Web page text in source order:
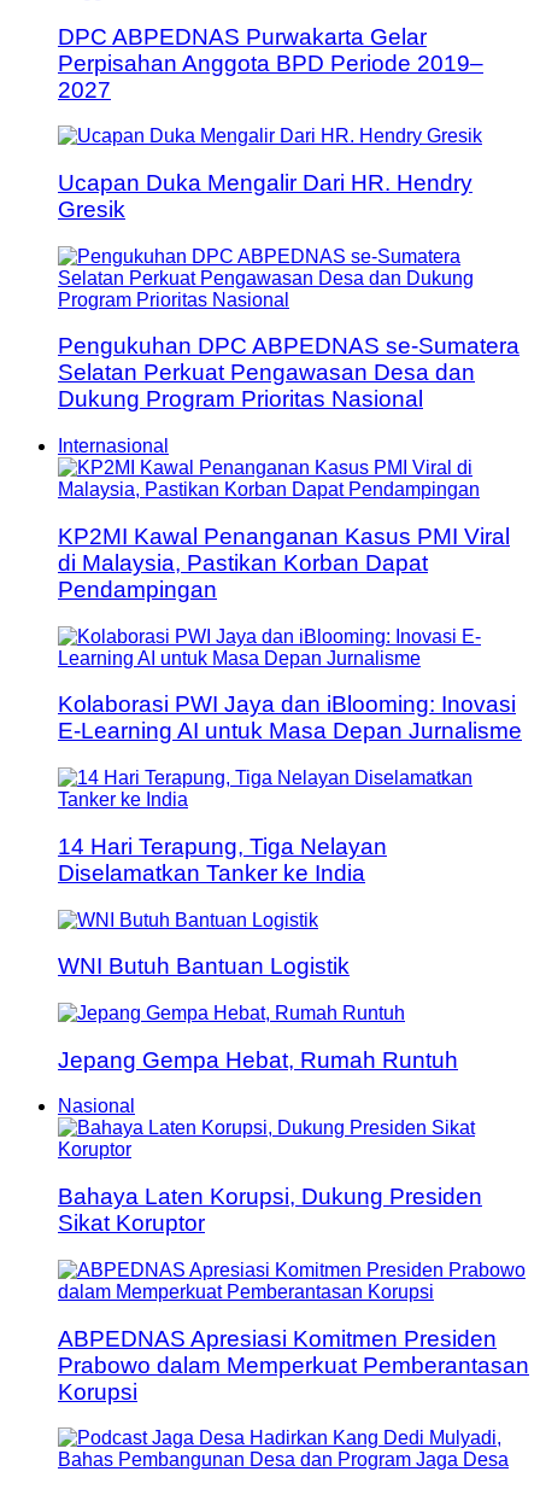
DPC ABPEDNAS Purwakarta Gelar
Perpisahan Anggota BPD Periode 2019–
2027
Ucapan Duka Mengalir Dari HR. Hendry
Gresik
Pengukuhan DPC ABPEDNAS se-Sumatera
Selatan Perkuat Pengawasan Desa dan
Dukung Program Prioritas Nasional
Internasional
KP2MI Kawal Penanganan Kasus PMI Viral
di Malaysia, Pastikan Korban Dapat
Pendampingan
Kolaborasi PWI Jaya dan iBlooming: Inovasi
E-Learning AI untuk Masa Depan Jurnalisme
14 Hari Terapung, Tiga Nelayan
Diselamatkan Tanker ke India
WNI Butuh Bantuan Logistik
Jepang Gempa Hebat, Rumah Runtuh
Nasional
Bahaya Laten Korupsi, Dukung Presiden
Sikat Koruptor
ABPEDNAS Apresiasi Komitmen Presiden
Prabowo dalam Memperkuat Pemberantasan
Korupsi